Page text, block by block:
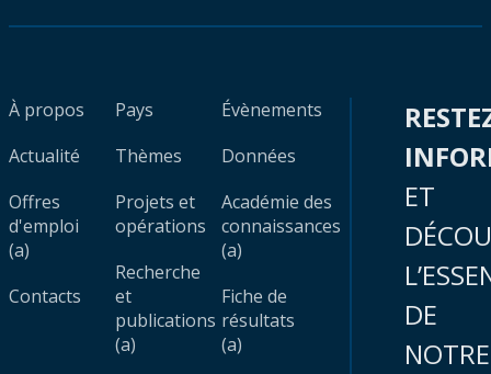
À propos
Actualité
Offres
d'emploi
(a)
Contacts
Pays
Thèmes
Projets et
opérations
Recherche
et
publications
(a)
Évènements
Données
Académie des
connaissances
(a)
Fiche de
résultats
(a)
ET
DE
NOTRE